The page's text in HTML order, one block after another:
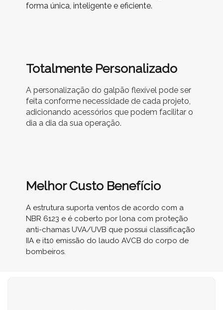
forma única, inteligente e eficiente.
Totalmente Personalizado
A personalização do galpão flexível pode ser
feita conforme necessidade de cada projeto,
adicionando acessórios que podem facilitar o
dia a dia da sua operação.
Melhor Custo Benefício
A estrutura suporta ventos de acordo com a
NBR 6123 e é coberto por lona com proteção
anti-chamas UVA/UVB que possui classificação
IIA e it10 emissão do laudo AVCB do corpo de
bombeiros.